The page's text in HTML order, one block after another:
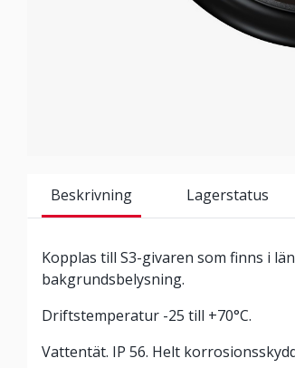
Beskrivning Lagerstatus
Kopplas till S3-givaren som finns i
bakgrundsbelysning.
Driftstemperatur -25 till +70°C.
Vattentät. IP 56. Helt